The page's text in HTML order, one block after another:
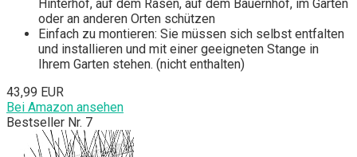
Hinterhof, auf dem Rasen, auf dem Bauernhof, im Garten
oder an anderen Orten schützen
Einfach zu montieren: Sie müssen sich selbst entfalten
und installieren und mit einer geeigneten Stange in
Ihrem Garten stehen. (nicht enthalten)
43,99 EUR
Bei Amazon ansehen
Bestseller Nr. 7